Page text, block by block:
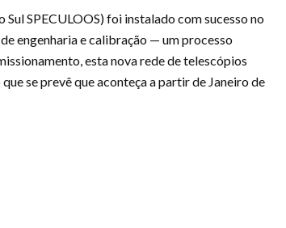
SPECULOOS) foi instalado com sucesso no
engenharia e calibração — um processo
esta nova rede de telescópios
se prevê que aconteça a partir de Janeiro de